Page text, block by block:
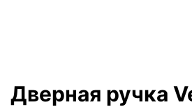
Дверная ручка